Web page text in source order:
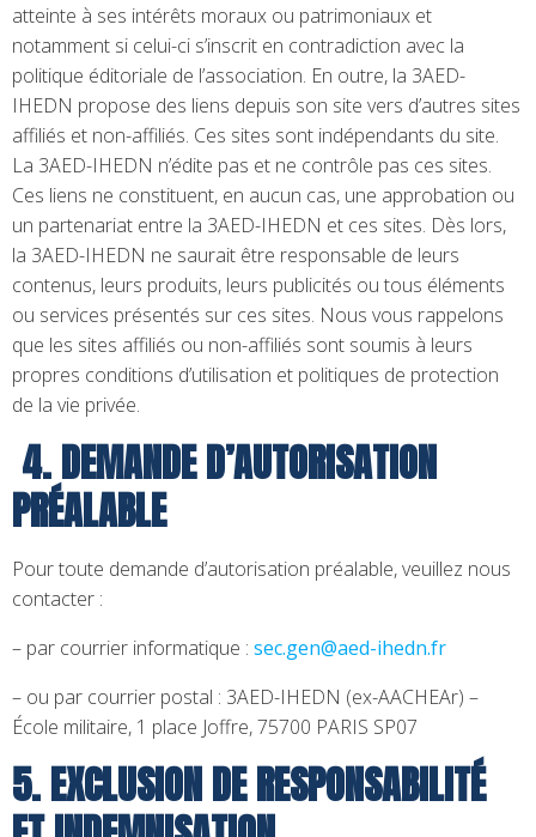
atteinte à ses intérêts moraux ou patrimoniaux et
notamment si celui-ci s’inscrit en contradiction avec la
politique éditoriale de l’association. En outre, la 3AED-
IHEDN propose des liens depuis son site vers d’autres sites
affiliés et non-affiliés. Ces sites sont indépendants du site.
La 3AED-IHEDN n’édite pas et ne contrôle pas ces sites.
Ces liens ne constituent, en aucun cas, une approbation ou
un partenariat entre la 3AED-IHEDN et ces sites. Dès lors,
la 3AED-IHEDN ne saurait être responsable de leurs
contenus, leurs produits, leurs publicités ou tous éléments
ou services présentés sur ces sites. Nous vous rappelons
que les sites affiliés ou non-affiliés sont soumis à leurs
propres conditions d’utilisation et politiques de protection
de la vie privée.
4. DEMANDE D’AUTORISATION
PRÉALABLE
Pour toute demande d’autorisation préalable, veuillez nous
contacter :
– par courrier informatique : sec.gen@aed-ihedn.fr
– ou par courrier postal : 3AED-IHEDN (ex-AACHEAr) –
École militaire, 1 place Joffre, 75700 PARIS SP07
5. EXCLUSION DE RESPONSABILITÉ